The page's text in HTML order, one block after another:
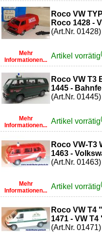
Mehr
Informationen...
Roco VW
Roco 1428 -
(Art.Nr. 01428)
Artikel vorrätig
Mehr
Informationen...
Roco VW T3
1445 -
(Art.Nr. 01445)
Artikel vorrätig
Mehr
Informationen...
Roco VW-T3
1463 -
(Art.Nr. 01463)
Artikel vorrätig
Roco VW T4
1471 - VW
(Art.Nr. 01471)